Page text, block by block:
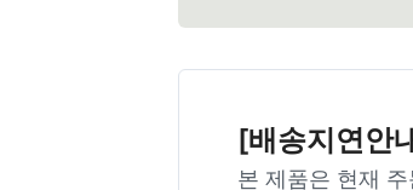
[배송지연안
본 제품은 현재